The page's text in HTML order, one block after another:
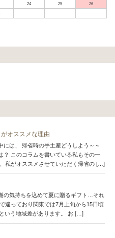
24 25
26
オススメな理由
は、 帰省時の手土産どうしよう～～
？ このコラムを書いている私もその一
私がオススメさせていただく帰省の […]
の気持ちを込めて夏に贈るギフト…それ
違っており関東では7月上旬から15日頃
いう地域差があります。 お […]